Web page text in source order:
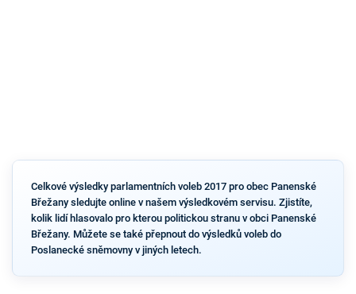
Celkové výsledky parlamentních voleb 2017 pro obec Panenské
Břežany sledujte online v našem výsledkovém servisu. Zjistíte,
kolik lidí hlasovalo pro kterou politickou stranu v obci Panenské
Břežany. Můžete se také přepnout do výsledků voleb do
Poslanecké sněmovny v jiných letech.